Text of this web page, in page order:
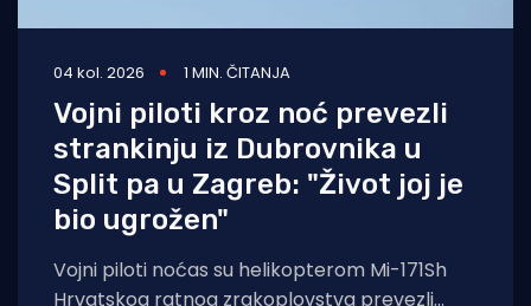
04 kol. 2026 1 MIN. ČITANJA
Vojni piloti kroz noć prevezli
strankinju iz Dubrovnika u
Split pa u Zagreb: "Život joj je
bio ugrožen"
Vojni piloti noćas su helikopterom Mi-171Sh
Hrvatskog ratnog zrakoplovstva prevezli